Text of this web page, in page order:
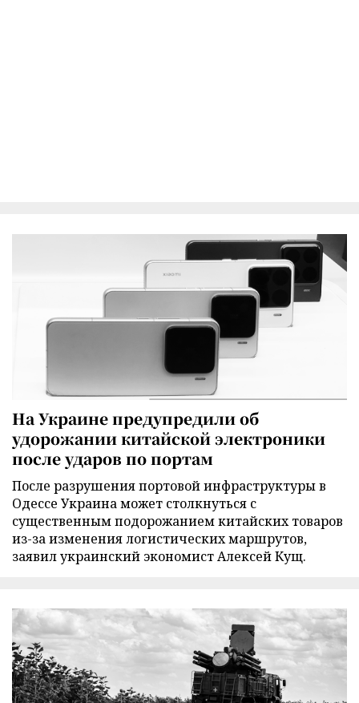
На Украине предупредили об
удорожании китайской электроники
после ударов по портам
После разрушения портовой инфраструктуры в
Одессе Украина может столкнуться с
существенным подорожанием китайских товаров
из-за изменения логистических маршрутов,
заявил украинский экономист Алексей Кущ.